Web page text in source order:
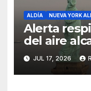
ALDÍA NUEVA YORK
Alerta
del aire
peligrosos
JUL 17, 2026